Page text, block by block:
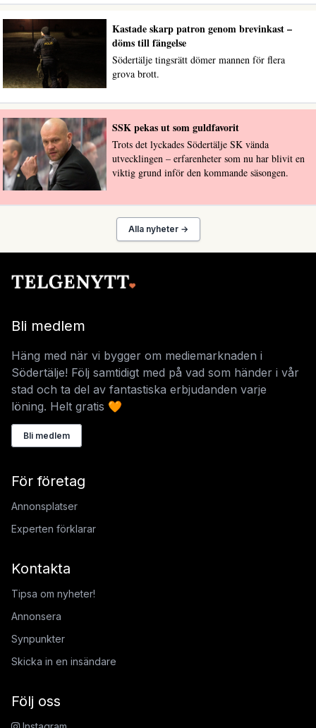
Kastade skarp patron genom brevinkast –
döms till fängelse
Södertälje tingsrätt dömer mannen för flera
grova brott.
SSK pekas ut som guldfavorit
Trots det lyckades Södertälje SK vända
utvecklingen – erfarenheter som nu har blivit en
viktig grund inför den kommande säsongen.
Alla nyheter →
Bli medlem
Häng med när vi bygger om mediemarknaden i
Södertälje! Följ samtidigt med på vad som händer i vår
stad och ta del av fantastiska erbjudanden varje
löning. Helt gratis 🧡
Bli medlem
För företag
Annonsplatser
Experten förklarar
Kontakta
Tipsa om nyheter!
Annonsera
Synpunkter
Skicka in en insändare
Följ oss